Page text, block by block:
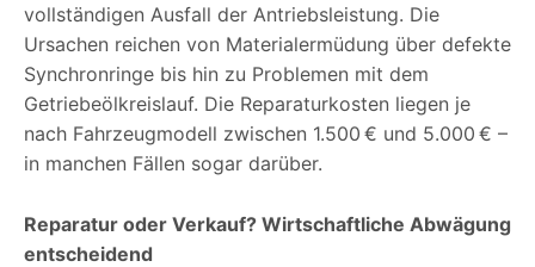
vollständigen Ausfall der Antriebsleistung. Die
Ursachen reichen von Materialermüdung über defekte
Synchronringe bis hin zu Problemen mit dem
Getriebeölkreislauf. Die Reparaturkosten liegen je
nach Fahrzeugmodell zwischen 1.500 € und 5.000 € –
in manchen Fällen sogar darüber.
Reparatur oder Verkauf? Wirtschaftliche Abwägung
entscheidend